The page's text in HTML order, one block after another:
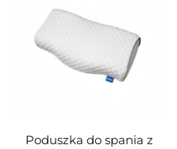
Poduszka do spania z